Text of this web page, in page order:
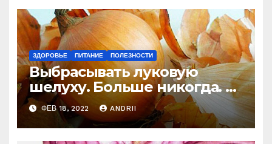
ЗДОРОВЬЕ ПИТАНИЕ ПОЛЕЗНОСТИ
Выбрасывать луковую
шелуху. Больше никогда. 6
необычных способов
применения
ФЕВ 18, 2022 ANDRII